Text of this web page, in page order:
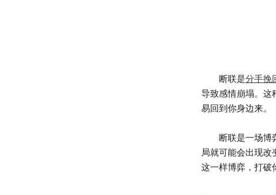
断联是分手挽
导致感情崩塌。这
易回到你身边来。
断联是一场博弈
局就可能会出现
这一样博弈，打破